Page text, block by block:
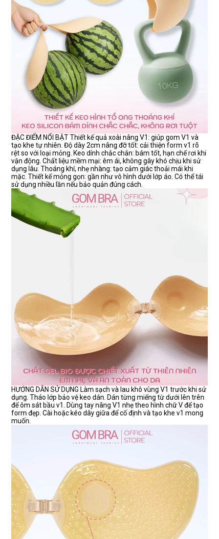
ĐẶC ĐIỂM NỔI BẬT Thiết kế quả xoài nâng V1: giúp gom V1 và
tạo khe tự nhiên. Độ dày 2cm nâng đỡ tốt: cải thiện form v1 rõ
rệt so với loại mỏng. Keo dính chắc chắn: bám tốt, hạn chế rơi khi
vận động. Chất liệu mềm mại: êm ái, không gây khó chịu khi sử
dụng lâu. Thoáng khí, nhẹ nhàng: tạo cảm giác thoải mái khi
mặc. Thiết kế mỏng gọn: gần như vô hình dưới lớp áo. Có thể tái
sử dụng nhiều lần nếu bảo quản đúng cách.
HƯỚNG DẪN SỬ DỤNG Làm sạch và lau khô vùng V1 trước khi sử
dụng. Tháo lớp bảo vệ keo dán. Dán từng miếng từ dưới lên trên
để ôm sát bầu v1. Dùng tay nâng V1 nhẹ theo hình chữ V để tạo
form đẹp. Cài hoặc kéo dây giữa để cố định và tạo khe v1 mong
muốn.